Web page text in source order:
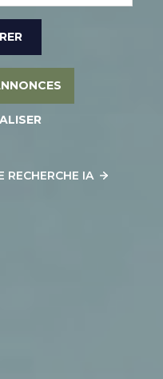
RECHERCHE IA